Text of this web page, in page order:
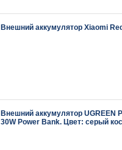
Внешний аккумулятор Xiaomi
Внешний аккумулятор UGREEN
30W Power Bank. Цвет: серый